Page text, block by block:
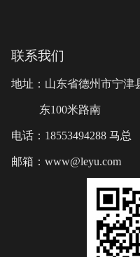
联系我们
地址：山东省德州市宁津
东100米路南
电话：18553494288 马总
邮箱：www@leyu.com